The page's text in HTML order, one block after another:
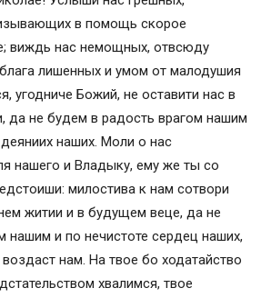
в помощь скорое
виждь нас немощных, отвсюду
лишенных и умом от малодушия
угодниче Божий, не оставити нас в
да не будем в радость врагом нашим
наших. Моли о нас
нашего и Владыку, ему же ты со
милостива к нам сотвори
житии и в будущем веце, да не
нашим и по нечистоте сердец наших,
нам. На твое бо ходатайство
хвалимся, твое